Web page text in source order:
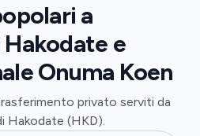
a
e
Onuma Koen
privato serviti da
Hakodate (HKD).